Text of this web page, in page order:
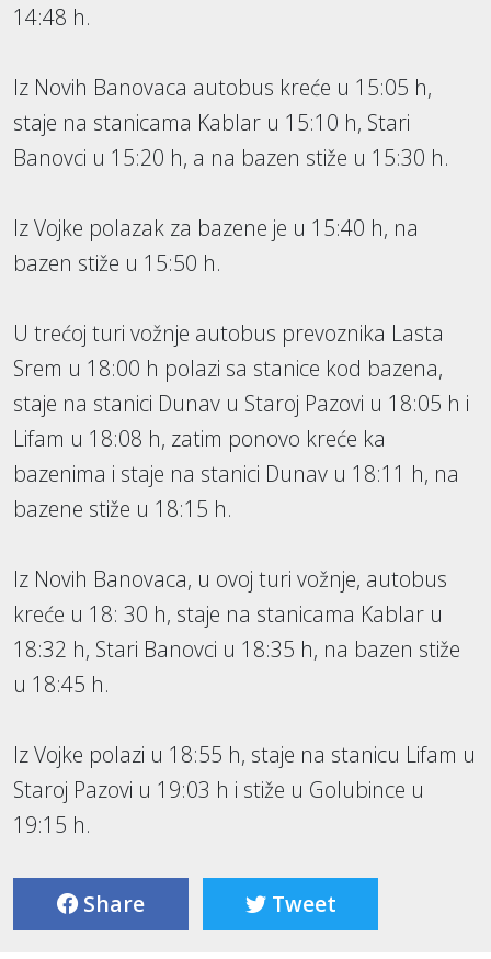
14:48 h.
Iz Novih Banovaca autobus kreće u 15:05 h,
staje na stanicama Kablar u 15:10 h, Stari
Banovci u 15:20 h, a na bazen stiže u 15:30 h.
Iz Vojke polazak za bazene je u 15:40 h, na
bazen stiže u 15:50 h.
U trećoj turi vožnje autobus prevoznika Lasta
Srem u 18:00 h polazi sa stanice kod bazena,
staje na stanici Dunav u Staroj Pazovi u 18:05 h i
Lifam u 18:08 h, zatim ponovo kreće ka
bazenima i staje na stanici Dunav u 18:11 h, na
bazene stiže u 18:15 h.
Iz Novih Banovaca, u ovoj turi vožnje, autobus
kreće u 18: 30 h, staje na stanicama Kablar u
18:32 h, Stari Banovci u 18:35 h, na bazen stiže
u 18:45 h.
Iz Vojke polazi u 18:55 h, staje na stanicu Lifam u
Staroj Pazovi u 19:03 h i stiže u Golubince u
19:15 h.
Share Tweet